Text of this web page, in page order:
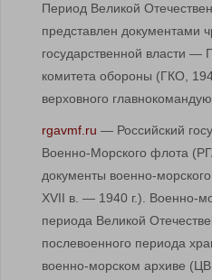
Период Великой
представлен документами
государственной власти —
комитета обороны (ГКО,
верховного
rgavmf.ru — Российский
Военно-Морского флота
документы военно-
XVII в. — 1940 г.). Военно-
периода Великой
послевоенного периода
военно-морском архиве